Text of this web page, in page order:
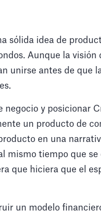
sólida idea de
Aunque la visión
unirse antes de que
y posicionar
un producto de
en una
mismo tiempo que se
que hiciera que el
un modelo